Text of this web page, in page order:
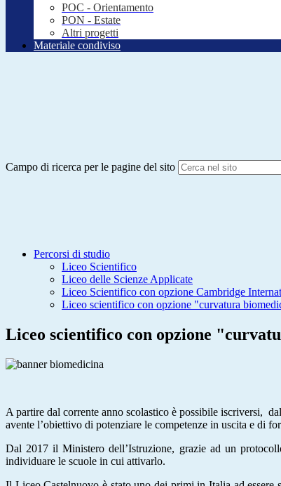
POC - Orientamento
PON - Estate
Altri progetti
Materiale condiviso
Campo di ricerca per le pagine del sito
Percorsi di studio
Liceo Scientifico
Liceo delle Scienze Applicate
Liceo Scientifico con opzione Cambridge
Liceo scientifico con opzione "curvatura
Liceo scientifico con opzione
A partire dal corrente anno scolastico è possibile iscriversi,
avente l’obiettivo di potenziare le competenze in uscita e di
Dal 2017 il Ministero dell’Istruzione, grazie ad un
individuare le scuole in cui attivarlo.